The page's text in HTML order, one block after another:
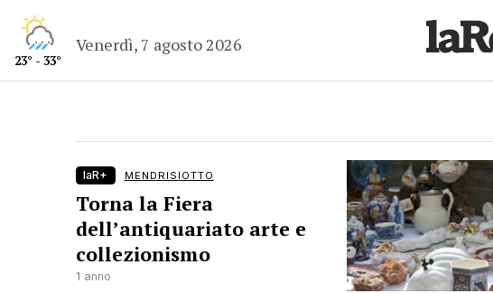
23° - 33°
Venerdì, 7 agosto 2026
laR+ MENDRISIOTTO
Torna la Fiera
dell’antiquariato arte e
collezionismo
1 anno